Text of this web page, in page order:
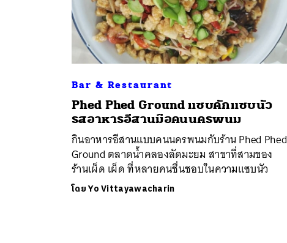
Bar & Restaurant
Phed Phed Ground แซบคักแซบนัว
รสอาหารอีสานมือคนนครพนม
กินอาหารอีสานแบบคนนครพนมกับร้าน Phed Phed
Ground ตลาดน้ำคลองลัดมะยม สาขาที่สามของ
ร้านเผ็ด เผ็ด ที่หลายคนชื่นชอบในความแซบนัว
โดยYo Vittayawacharin
ค้นหา